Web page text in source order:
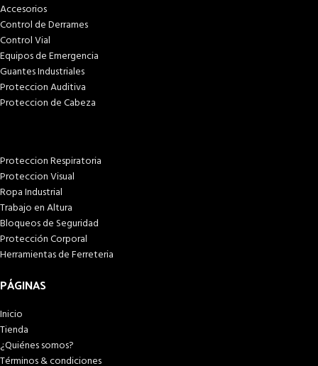
Accesorios
Control de Derrames
Control Vial
Equipos de Emergencia
Guantes Industriales
Proteccion Auditiva
Proteccion de Cabeza
Proteccion Respiratoria
Proteccion Visual
Ropa Industrial
Trabajo en Altura
Bloqueos de Seguridad
Protección Corporal
Herramientas de Ferreteria
PÁGINAS
Inicio
Tienda
¿Quiénes somos?
Términos & condiciones